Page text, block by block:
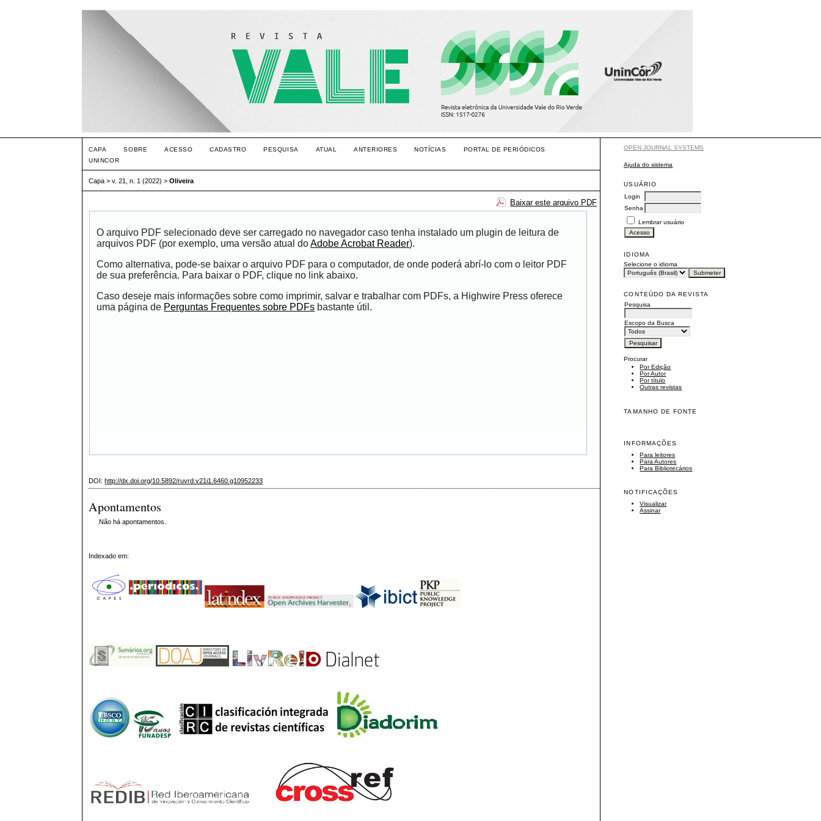
OPEN JOURNAL SYSTEMS
Ajuda do sistema
USUÁRIO
Login
Senha
Lembrar usuário
IDIOMA
Selecione o idioma
CONTEÚDO DA REVISTA
Pesquisa
Escopo da Busca
Procurar
Por Edição
Por Autor
Por título
Outras revistas
TAMANHO DE FONTE
INFORMAÇÕES
Para leitores
Para Autores
Para Bibliotecários
NOTIFICAÇÕES
Visualizar
Assinar
CAPA SOBRE ACESSO CADASTRO PESQUISA ATUAL ANTERIORES NOTÍCIAS
PORTAL DE PERIÓDICOS
UNINCOR
Capa >v. 21, n. 1 (2022) >Oliveira
Baixar este arquivo PDF
O arquivo PDF selecionado deve ser carregado no navegador caso tenha instalado um plugin de leitura de
arquivos PDF (por exemplo, uma versão atual doAdobe Acrobat Reader).
Como alternativa, pode-se baixar o arquivo PDF para o computador, de onde poderá abrí-lo com o leitor PDF
de sua preferência. Para baixar o PDF, clique no link abaixo.
Caso deseje mais informações sobre como imprimir, salvar e trabalhar com PDFs, a Highwire Press oferece
uma página de Perguntas Frequentes sobre PDFs bastante útil.
DOI:http://dx.doi.org/10.5892/ruvrd.v21i1.6460.g10952233
Apontamentos
Não há apontamentos.
Indexado em: